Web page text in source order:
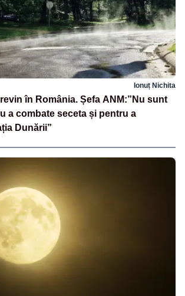
Ionuț Nichita
în România. Șefa ANM:”Nu sunt
a combate seceta și pentru a
Dunării”